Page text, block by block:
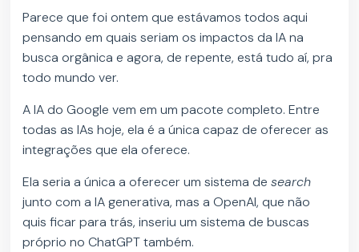
Parece que foi ontem que estávamos todos aqui
pensando em quais seriam os impactos da IA na
busca orgânica e agora, de repente, está tudo aí, pra
todo mundo ver.
A IA do Google vem em um pacote completo. Entre
todas as IAs hoje, ela é a única capaz de oferecer as
integrações que ela oferece.
Ela seria a única a oferecer um sistema desearch
junto com a IA generativa, mas a OpenAI, que não
quis ficar para trás, inseriu um sistema de buscas
próprio no ChatGPT também.